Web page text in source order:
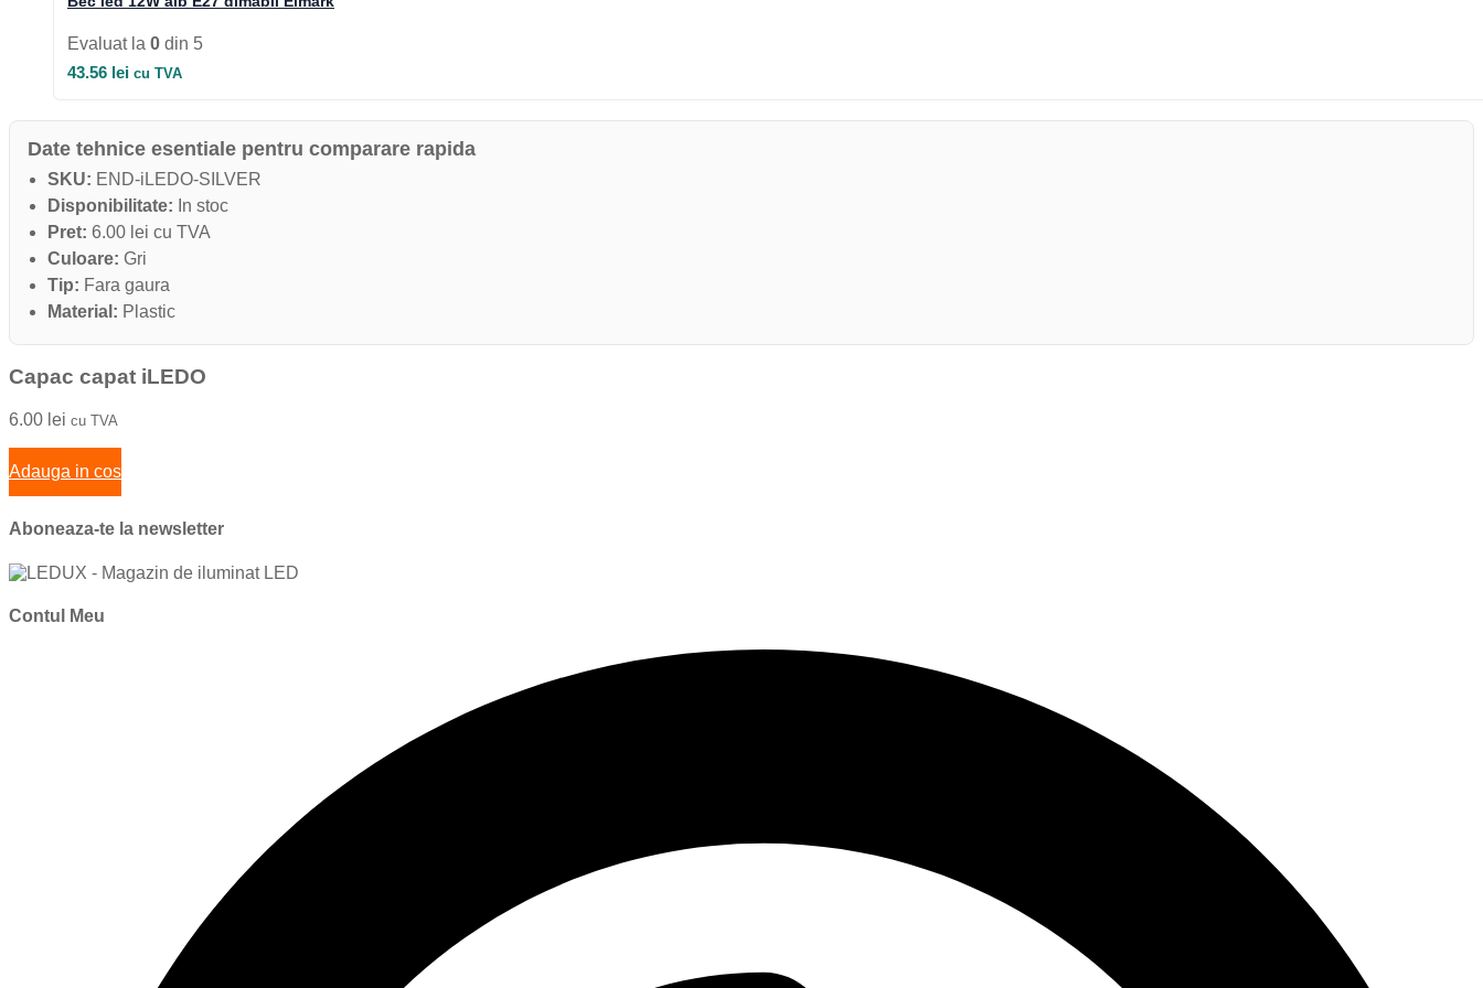
Evaluat la 0 din 5
43.56 lei cu TVA
Date tehnice esentiale pentru comparare rapida
SKU: END-iLEDO-SILVER
Disponibilitate: In stoc
Pret: 6.00 lei cu TVA
Culoare: Gri
Tip: Fara gaura
Material: Plastic
Capac capat iLEDO
6.00 lei cu TVA
Adauga in cos
Aboneaza-te la newsletter
Contul Meu